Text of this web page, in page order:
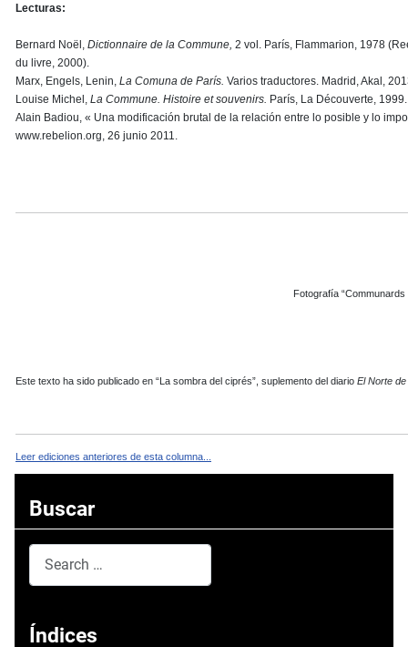
Lecturas:
Bernard Noël, Dictionnaire de la Commune, 2 vol. París, Flammarion, 1978
du livre, 2000).
Marx, Engels, Lenin, La Comuna de París. Varios traductores. Madrid, Akal,
Louise Michel, La Commune. Histoire et souvenirs. París, La Découverte, 1999.
Alain Badiou, « Una modificación brutal de la relación entre lo posible y lo
www.rebelion.org, 26 junio 2011.
Fotografía
Este texto ha sido publicado en “La sombra del ciprés”, suplemento del diario El Norte
Leer ediciones anteriores de esta columna...
Buscar
Índices